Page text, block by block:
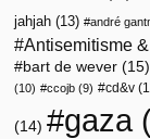
jahjah (13) andré
Antisemitisme
bart de wever (15)
(10)
ccojb (9) cd&v
(14) gaza